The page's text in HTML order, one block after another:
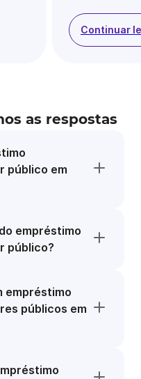
Continuar
as respostas
público em
empréstimo
público?
empréstimo
públicos em